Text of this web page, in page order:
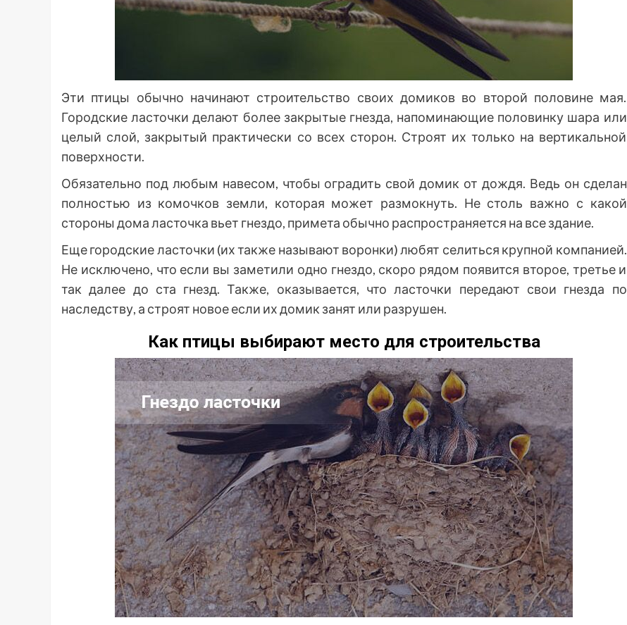
Эти птицы обычно начинают строительство своих домиков во второй половине мая.
Городские ласточки делают более закрытые гнезда, напоминающие половинку шара или
целый слой, закрытый практически со всех сторон. Строят их только на вертикальной
поверхности.
Обязательно под любым навесом, чтобы оградить свой домик от дождя. Ведь он сделан
полностью из комочков земли, которая может размокнуть. Не столь важно с какой
стороны дома ласточка вьет гнездо, примета обычно распространяется на все здание.
Еще городские ласточки (их также называют воронки) любят селиться крупной компанией.
Не исключено, что если вы заметили одно гнездо, скоро рядом появится второе, третье и
так далее до ста гнезд. Также, оказывается, что ласточки передают свои гнезда по
наследству, а строят новое если их домик занят или разрушен.
Как птицы выбирают место для строительства